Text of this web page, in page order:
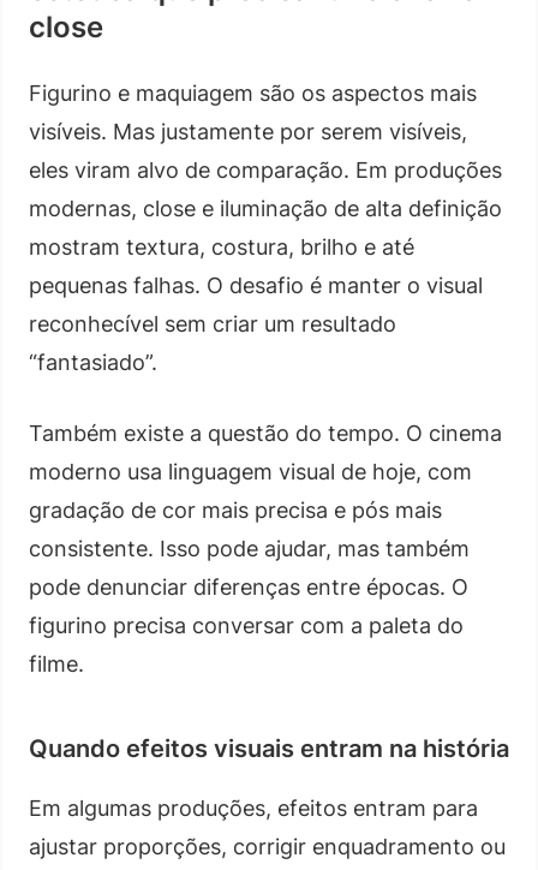
close
Figurino e maquiagem são os aspectos mais
visíveis. Mas justamente por serem visíveis,
eles viram alvo de comparação. Em produções
modernas, close e iluminação de alta definição
mostram textura, costura, brilho e até
pequenas falhas. O desafio é manter o visual
reconhecível sem criar um resultado
“fantasiado”.
Também existe a questão do tempo. O cinema
moderno usa linguagem visual de hoje, com
gradação de cor mais precisa e pós mais
consistente. Isso pode ajudar, mas também
pode denunciar diferenças entre épocas. O
figurino precisa conversar com a paleta do
filme.
Quando efeitos visuais entram na história
Em algumas produções, efeitos entram para
ajustar proporções, corrigir enquadramento ou